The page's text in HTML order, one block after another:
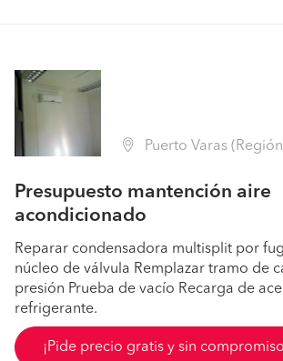
Puerto Varas (Región X Los Lagos -
Presupuesto mantención aire
acondicionado
Reparar condensadora multisplit por
núcleo de válvula Remplazar tramo de
presión Prueba de vacío Recarga de
refrigerante.
¡Pide precio gratis y sin